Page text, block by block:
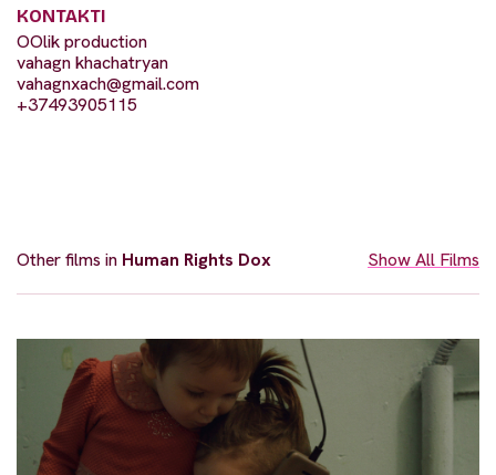
KONTAKTI
OOlik production
vahagn khachatryan
vahagnxach@gmail.com
+37493905115
Other films in Human Rights Dox Show All Films